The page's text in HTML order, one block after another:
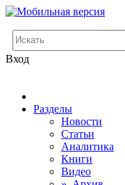
Вход
Разделы
Новости
Статьи
Аналитика
Книги
Видео